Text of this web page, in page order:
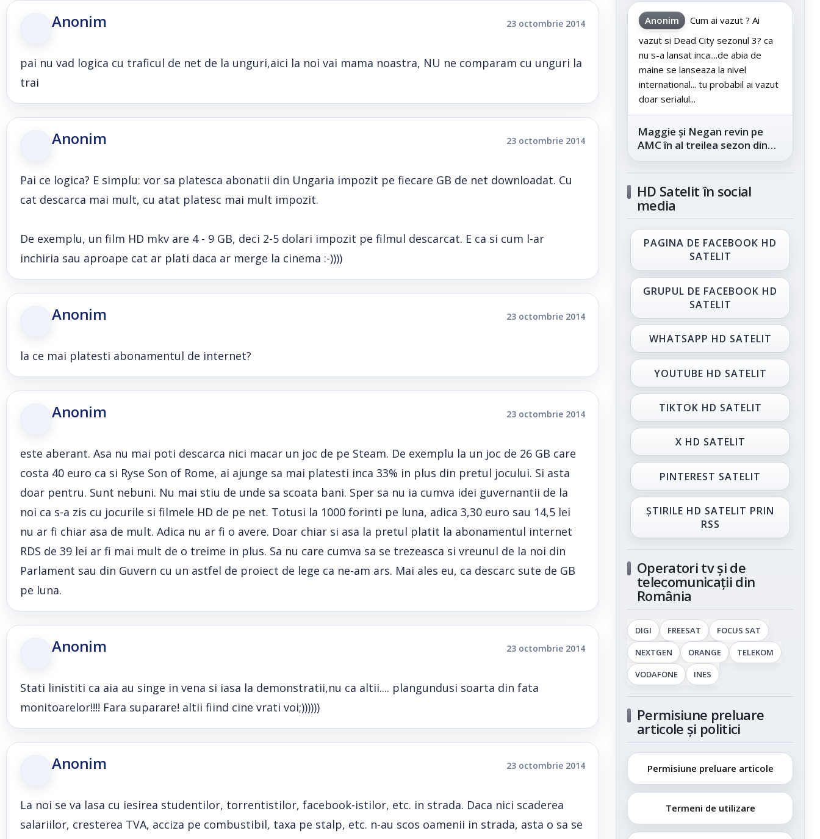
Anonim 23 octombrie 2014
pai nu vad logica cu traficul de net de la unguri,aici la noi vai mama noastra, NU ne comparam cu unguri la
trai
Anonim 23 octombrie 2014
Pai ce logica? E simplu: vor sa platesca abonatii din Ungaria impozit pe fiecare GB de net downloadat. Cu
cat descarca mai mult, cu atat platesc mai mult impozit.
De exemplu, un film HD mkv are 4 - 9 GB, deci 2-5 dolari impozit pe filmul descarcat. E ca si cum l-ar
inchiria sau aproape cat ar plati daca ar merge la cinema :-))))
Anonim 23 octombrie 2014
la ce mai platesti abonamentul de internet?
Anonim 23 octombrie 2014
este aberant. Asa nu mai poti descarca nici macar un joc de pe Steam. De exemplu la un joc de 26 GB care
costa 40 euro ca si Ryse Son of Rome, ai ajunge sa mai platesti inca 33% in plus din pretul jocului. Si asta
doar pentru. Sunt nebuni. Nu mai stiu de unde sa scoata bani. Sper sa nu ia cumva idei guvernantii de la
noi ca s-a zis cu jocurile si filmele HD de pe net. Totusi la 1000 forinti pe luna, adica 3,30 euro sau 14,5 lei
nu ar fi chiar asa de mult. Adica nu ar fi o avere. Doar chiar si asa la pretul platit la abonamentul internet
RDS de 39 lei ar fi mai mult de o treime in plus. Sa nu care cumva sa se trezeasca si vreunul de la noi din
Parlament sau din Guvern cu un astfel de proiect de lege ca ne-am ars. Mai ales eu, ca descarc sute de GB
pe luna.
Anonim 23 octombrie 2014
Stati linistiti ca aia au singe in vena si iasa la demonstratii,nu ca altii.... plangundusi soarta din fata
monitoarelor!!!! Fara suparare! altii fiind cine vrati voi;))))))
Anonim 23 octombrie 2014
La noi se va lasa cu iesirea studentilor, torrentistilor, facebook-istilor, etc. in strada. Daca nici scaderea
salariilor, cresterea TVA, acciza pe combustibil, taxa pe stalp, etc. n-au scos oamenii in strada, asta o sa se
este...
Anonim
Cum ai vazut ? Ai
vazut si Dead City sezonul 3? ca
nu s-a lansat inca....de abia de
maine se lanseaza la nivel
international... tu probabil ai vazut
doar serialul...
Maggie și Negan revin pe
AMC în al treilea sezon din
„The Walking Dead: Dead
HD Satelit în social
media
PAGINA DE FACEBOOK HD
SATELIT
GRUPUL DE FACEBOOK HD
SATELIT
WHATSAPP HD SATELIT
YOUTUBE HD SATELIT
TIKTOK HD SATELIT
X HD SATELIT
PINTEREST SATELIT
ȘTIRILE HD SATELIT PRIN
RSS
Operatori tv și de
telecomunicații din
România
DIGI FREESAT
FOCUS SAT
NEXTGEN
ORANGE
TELEKOM
VODAFONE
INES
Permisiune preluare
articole și politici
Permisiune preluare articole
Termeni de utilizare